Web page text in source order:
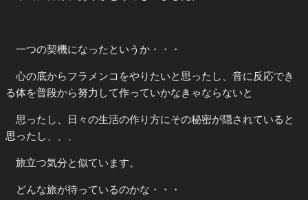
一つの契機になったというか・・・
心の底からフラメンコをやりたいと思ったし、音に反応でき
る体を普段から努力して作っていかなきゃならないと
思ったし、日々の生活の作り方にその秘密が隠されていると
思ったし、、、
旅立つ気分と似ています。
どんな旅が待っているのかな・・・